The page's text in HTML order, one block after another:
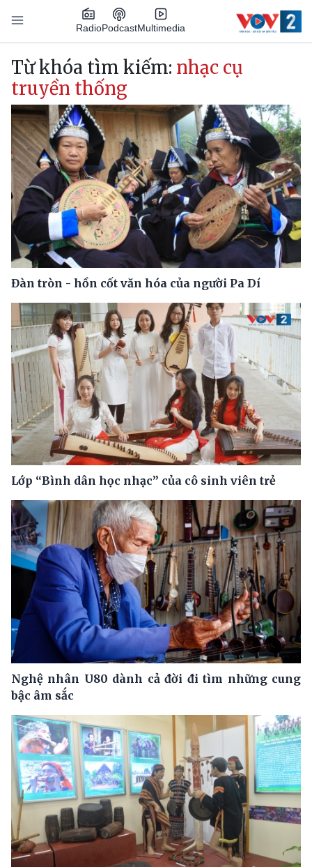
Nhảy đến nội dung
RadioPodcastMultimedia
Main navigation
Từ khóa tìm kiếm: nhạc cụ
truyền thống
Đàn tròn - hồn cốt văn hóa của người Pa Dí
Lớp “Bình dân học nhạc” của cô sinh viên trẻ
Nghệ nhân U80 dành cả đời đi tìm những cung
bậc âm sắc